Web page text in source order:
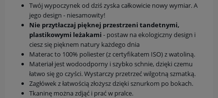
Twój wypoczynek od dziś zyska całkowicie nowy wymiar. A
jego design - niesamowity!
Nie przytłaczaj pięknej przestrzeni tandetnymi,
plastikowymi leżakami - postaw na ekologiczny design i
ciesz się pięknem natury każdego dnia
Materac to 100% poliester (z certyfikatem ISO) z watoliną.
Materiał jest wodoodporny i szybko schnie, dzięki czemu
łatwo się go czyści. Wystarczy przetrzeć wilgotną szmatką.
Zagłówek z łatwością złożysz dzięki sznurkom po bokach.
Tkaninę można zdjąć i prać w pralce.